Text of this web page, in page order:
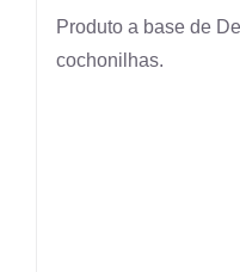
Produto a base de
cochonilhas.